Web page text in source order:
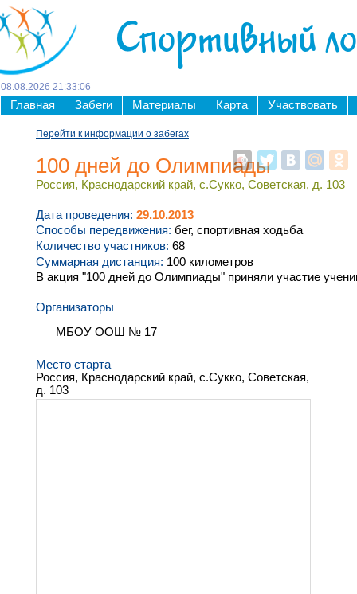
Спортивный
08 08 2026 21 :33:06
Главная Забеги Материалы Карта Участвовать
Перейти к информации о забегах
100 дней до Олимпиады
Россия, Краснодарский край, с.Сукко, Советская, д. 103
Дата проведения: 29.10.2013
Способы передвижения: бег, спортивная ходьба
Количество участников: 68
Суммарная дистанция: 100 километров
В акция "100 дней до Олимпиады" приняли участие
Организаторы
МБОУ ООШ № 17
Место старта
Россия, Краснодарский край, с.Сукко, Советская,
д. 103